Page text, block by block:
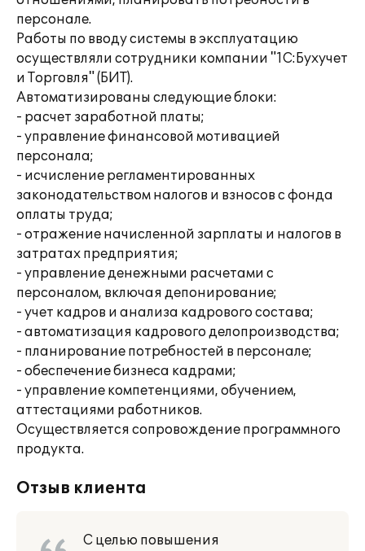
персонале.
Работы по вводу системы в эксплуатацию
осуществляли сотрудники компании "1С:Бухучет
и Торговля" (БИТ).
Автоматизированы следующие блоки:
- расчет заработной платы;
- управление финансовой мотивацией
персонала;
- исчисление регламентированных
законодательством налогов и взносов с фонда
оплаты труда;
- отражение начисленной зарплаты и налогов в
затратах предприятия;
- управление денежными расчетами с
персоналом, включая депонирование;
- учет кадров и анализа кадрового состава;
- автоматизация кадрового делопроизводства;
- планирование потребностей в персонале;
- обеспечение бизнеса кадрами;
- управление компетенциями, обучением,
аттестациями работников.
Осуществляется сопровождение программного
продукта.
Отзыв клиента
С целью повышения